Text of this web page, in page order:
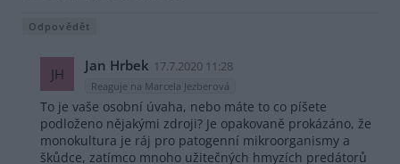
Odpovědět
JH Jan Hrbek 17.7.2020 11:28
Reaguje na Marcela Jezberová
To je vaše osobní úvaha, nebo máte to co píšete
podloženo nějakými zdroji? Je opakovaně prokázáno, že
monokultura je ráj pro patogenní mikroorganismy a
škůdce, zatímco mnoho užitečných hmyzích predátorů